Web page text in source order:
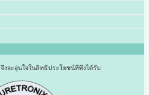
จึงจะอุ่นใจในสิทธิประโยชน์ที่พึงได้รับ